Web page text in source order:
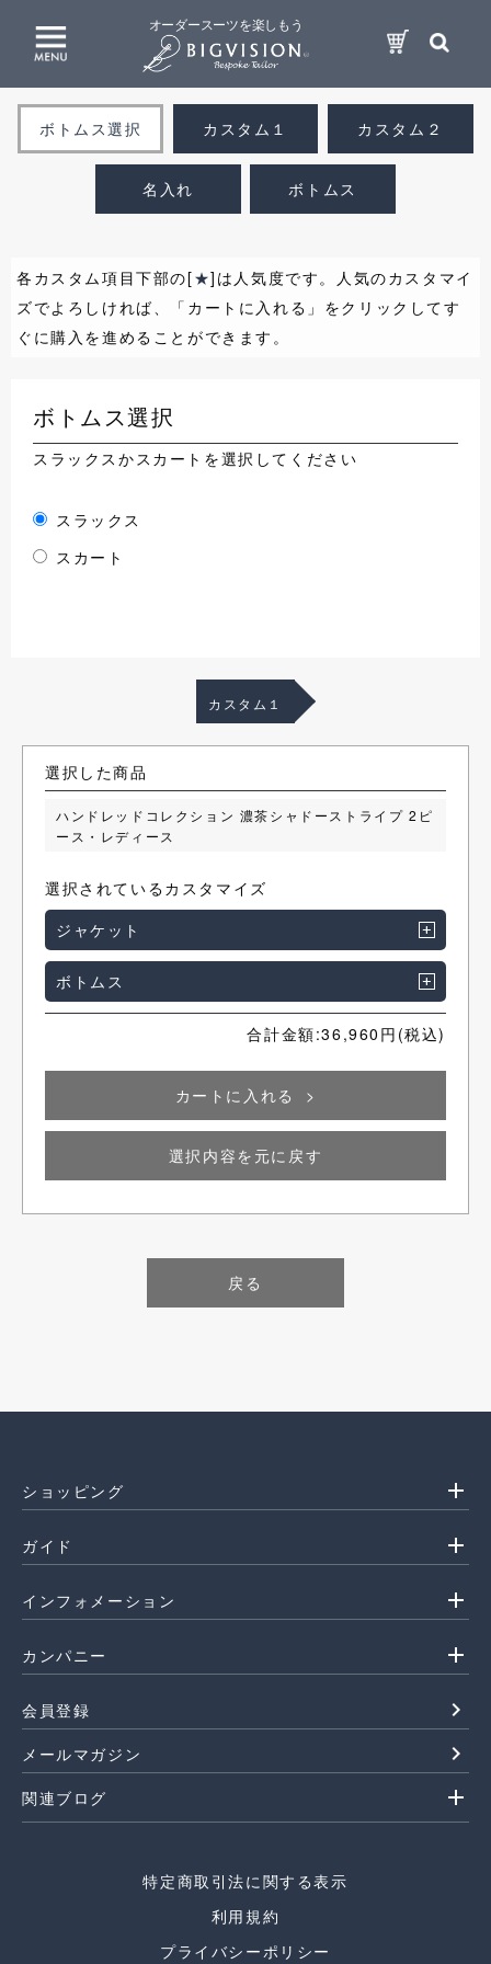
オーダースーツを楽しもう
ボトムス選択 カスタム１ カスタム２
名入れ ボトムス
各カスタム項目下部の[★]は人気度です。人気のカスタマイ
ズでよろしければ、「カートに入れる」をクリックしてす
ぐに購入を進めることができます。
ボトムス選択
スラックスかスカートを選択してください
スラックス
スカート
選択した商品
ハンドレッドコレクション 濃茶シャドーストライプ 2ピ
ース・レディース
選択されているカスタマイズ
ジャケット
ボトムス
合計金額:36,960 円(税込)
カートに入れる
選択内容を元に戻す
カスタム１
戻る
ショッピング add
ガイド add
インフォメーション add
カンパニー add
会員登録 navigate_next
メールマガジン navigate_next
関連ブログ add
特定商取引法に関する表示
利用規約
プライバシーポリシー